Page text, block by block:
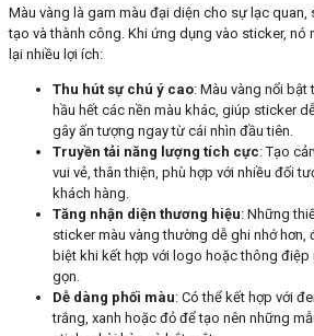
Màu vàng là gam màu đại diện cho sự lạc quan,
tạo và thành công. Khi ứng dụng vào sticker, nó
lại nhiều lợi ích:
Thu hút sự chú ý cao: Màu vàng nổi bật
hầu hết các nền màu khác, giúp sticker
gây ấn tượng ngay từ cái nhìn đầu tiên.
Truyền tải năng lượng tích cực: Tạo
vui vẻ, thân thiện, phù hợp với nhiều đối
khách hàng.
Tăng nhận diện thương hiệu: Những
sticker màu vàng thường dễ ghi nhớ hơn,
biệt khi kết hợp với logo hoặc thông điệp
gọn.
Dễ dàng phối màu: Có thể kết hợp với
trắng, xanh hoặc đỏ để tạo nên những